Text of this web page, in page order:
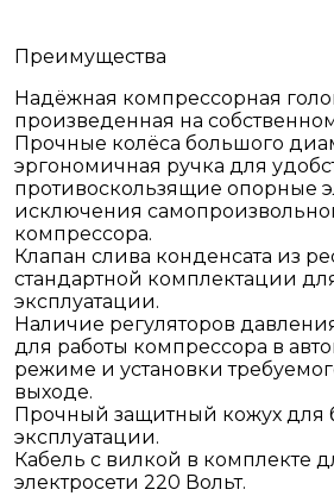
Преимущества
Надёжная компрессорная
произведенная на
Прочные колёса большого
эргономичная ручка для
противоскользящие опорные
исключения
компрессора.
Клапан слива конденсата из
стандартной комплектации
эксплуатации.
Наличие регуляторов
для работы компрессора в
режиме и установки
выходе.
Прочный защитный кожух для
эксплуатации.
Кабель с вилкой в комплекте
электросети 220 Вольт.